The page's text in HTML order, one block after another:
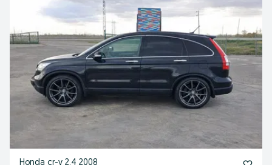
Honda cr-v 2.4 2008